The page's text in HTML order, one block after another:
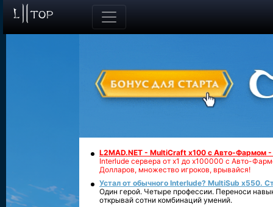
L2MAD.NET - MultiCraft x100 с Авто-Фармом
Interlude сервера от х1 до х100000 с Авто-
Долларов, множество игроков, врывайся!
Устал от обычного Interlude? MultiSub x550.
Один герой. Четыре профессии. Переноси
открывай сотни комбинаций умений.